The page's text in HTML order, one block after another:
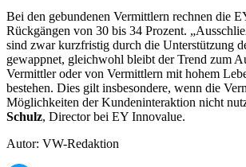
Bei den gebundenen Vermittlern rechnen die
Rückgängen von 30 bis 34 Prozent.
sind zwar kurzfristig durch die Unterstützung
gewappnet, gleichwohl bleibt der Trend zum
Vermittler oder von Vermittlern mit hohem
bestehen. Dies gilt insbesondere, wenn die
Möglichkeiten der Kundeninteraktion nicht
Schulz, Director bei EY Innovalue.
Autor: VW-Redaktion